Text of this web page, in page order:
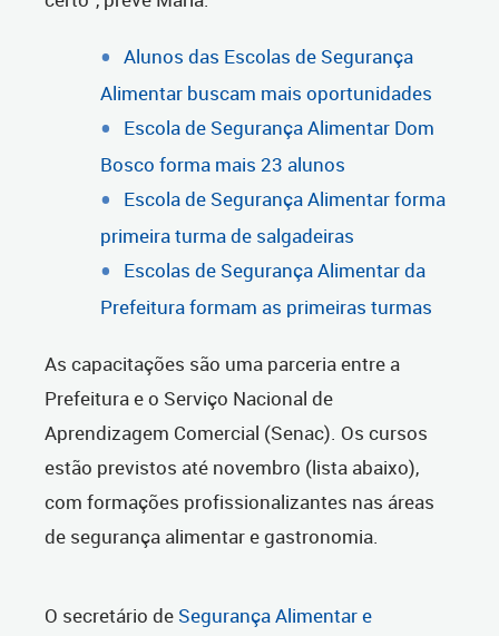
Alunos das Escolas de Segurança
Alimentar buscam mais oportunidades
Escola de Segurança Alimentar Dom
Bosco forma mais 23 alunos
Escola de Segurança Alimentar forma
primeira turma de salgadeiras
Escolas de Segurança Alimentar da
Prefeitura formam as primeiras turmas
As capacitações são uma parceria entre a
Prefeitura e o Serviço Nacional de
Aprendizagem Comercial (Senac). Os cursos
estão previstos até novembro (lista abaixo),
com formações profissionalizantes nas áreas
de segurança alimentar e gastronomia.
O secretário de Segurança Alimentar e